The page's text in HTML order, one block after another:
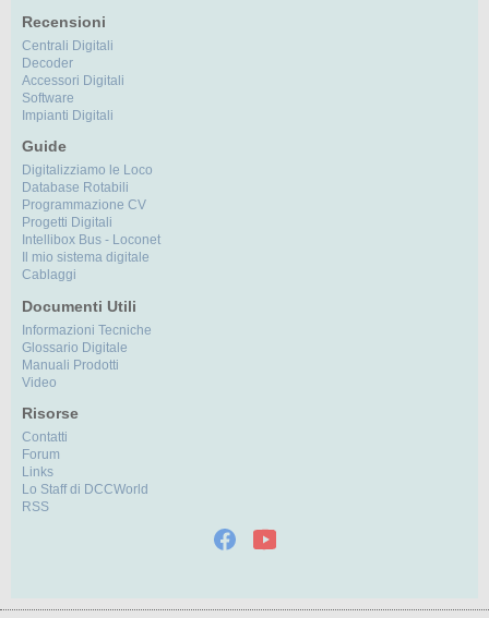
Recensioni
Centrali Digitali
Decoder
Accessori Digitali
Software
Impianti Digitali
Guide
Digitalizziamo le Loco
Database Rotabili
Programmazione CV
Progetti Digitali
Intellibox Bus - Loconet
Il mio sistema digitale
Cablaggi
Documenti Utili
Informazioni Tecniche
Glossario Digitale
Manuali Prodotti
Video
Risorse
Contatti
Forum
Links
Lo Staff di DCCWorld
RSS